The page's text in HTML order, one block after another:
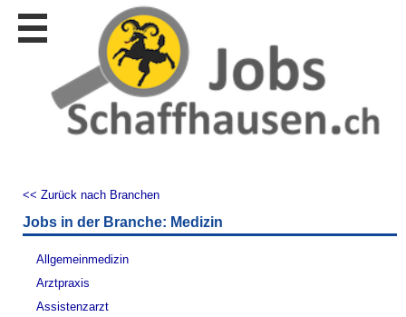
Stellen
Stellen
inserieren
Personalberatungen
WERBUNG
publizieren
JOB-
Lehrstellen
<< Zurück nach Branchen
Jobs in der Branche: Medizin
Allgemeinmedizin
Arztpraxis
Assistenzarzt